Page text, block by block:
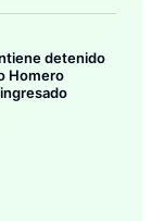
detenido
Homero